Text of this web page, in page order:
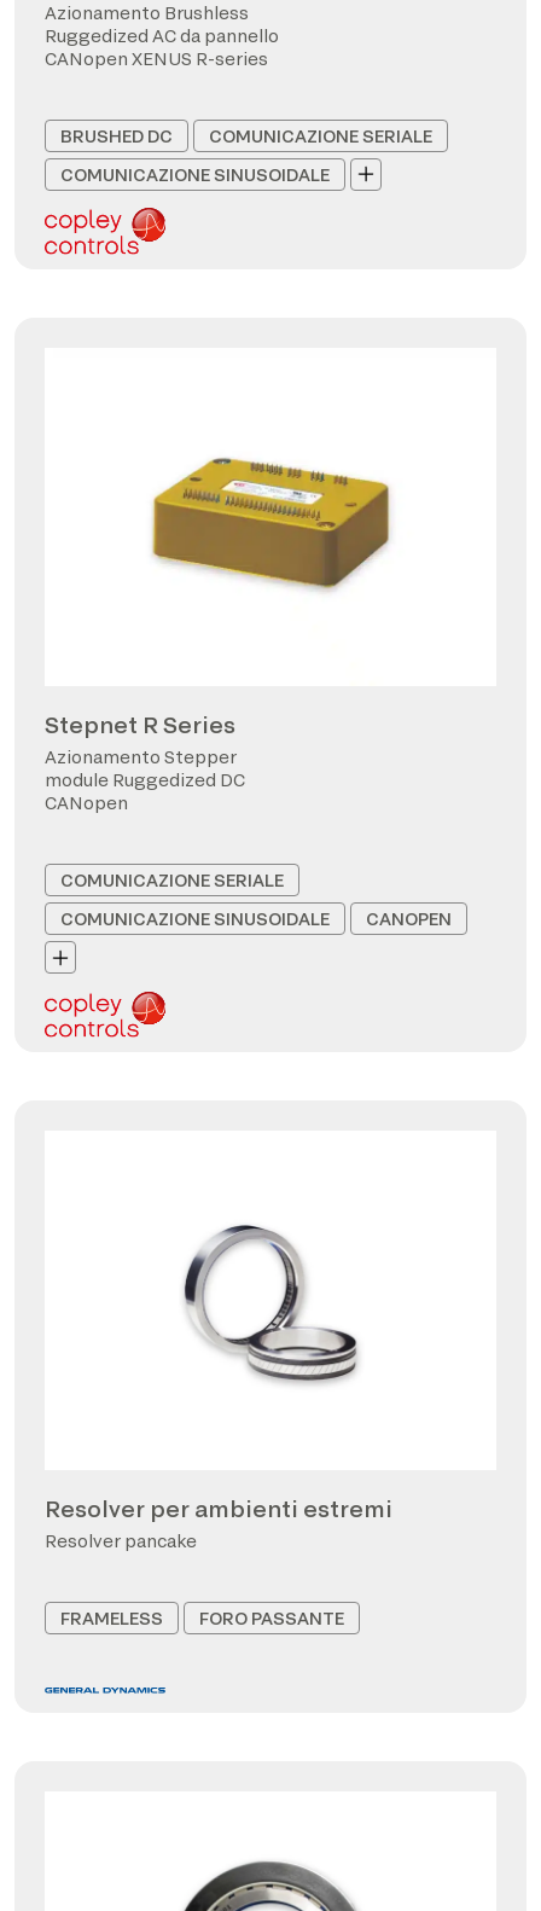
Azionamento Brushless
Ruggedized AC da pannello
CANopen XENUS R-series
BRUSHED DC
COMUNICAZIONE SERIALE
COMUNICAZIONE SINUSOIDALE
Stepnet R Series
Azionamento Stepper
module Ruggedized DC
CANopen
COMUNICAZIONE SERIALE
COMUNICAZIONE SINUSOIDALE
CANOPEN
Resolver per ambienti estremi
Resolver pancake
FRAMELESS FORO PASSANTE